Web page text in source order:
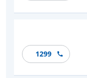
1299